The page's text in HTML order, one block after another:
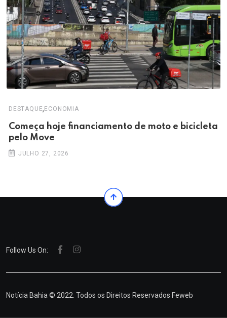
DESTAQUE,ECONOMIA
Começa hoje financiamento de moto e bicicleta
pelo Move
JULHO 27, 2026
Follow Us On:
Notícia Bahia © 2022. Todos os Direitos Reservados Feweb